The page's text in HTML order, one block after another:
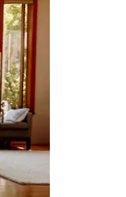
kidole kwenye ishara.